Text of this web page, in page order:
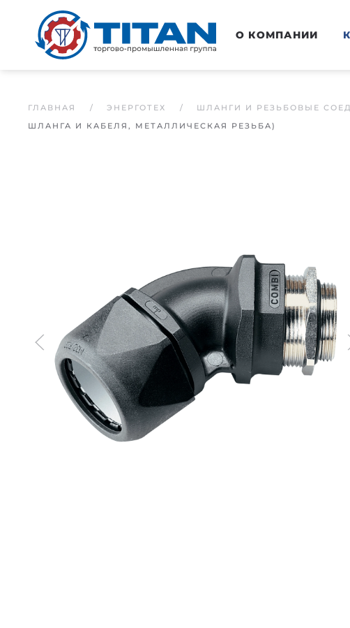
Перейти к основному содержанию О КОМПАНИИ
ГЛАВНАЯ ЭНЕРГОТЕХ ШЛАНГИ И РЕЗЬБОВЫЕ
ШЛАНГА И КАБЕЛЯ, МЕТАЛЛИЧЕСКАЯ РЕЗЬБА)